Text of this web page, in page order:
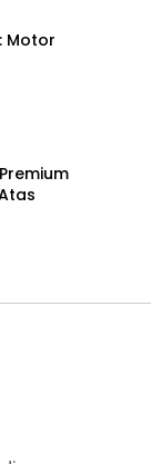
Motor